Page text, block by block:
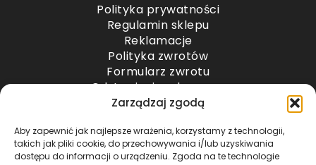
Zarządzaj zgodą
Aby zapewnić jak najlepsze wrażenia, korzystamy z technologii,
takich jak pliki cookie, do przechowywania i/lub uzyskiwania
dostępu do informacji o urządzeniu. Zgoda na te technologie
Polityka prywatności
Regulamin sklepu
Reklamacje
Polityka zwrotów
Formularz zwrotu
Odstąpienie od umowy
Odstąpienie od umowy – przesyłki paletowe
METODY PŁATNOŚCI